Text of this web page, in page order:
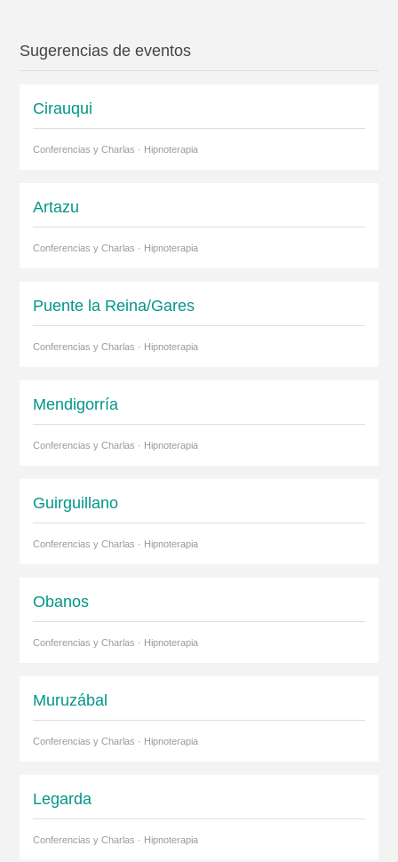
Sugerencias de eventos
Cirauqui
Conferencias y Charlas · Hipnoterapia
Artazu
Conferencias y Charlas · Hipnoterapia
Puente la Reina/Gares
Conferencias y Charlas · Hipnoterapia
Mendigorría
Conferencias y Charlas · Hipnoterapia
Guirguillano
Conferencias y Charlas · Hipnoterapia
Obanos
Conferencias y Charlas · Hipnoterapia
Muruzábal
Conferencias y Charlas · Hipnoterapia
Legarda
Conferencias y Charlas · Hipnoterapia